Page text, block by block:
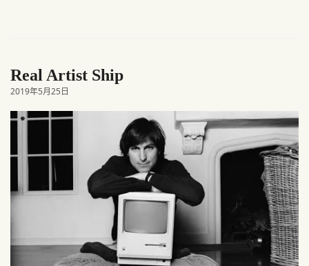
Real Artist Ship
2019年5月25日